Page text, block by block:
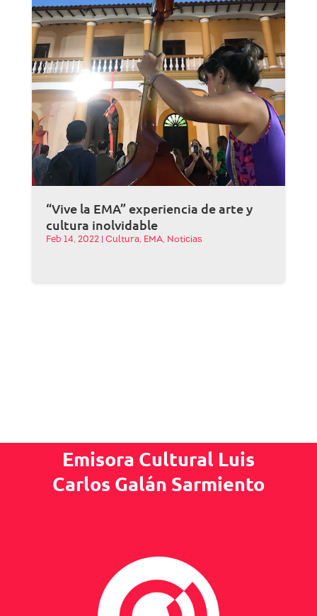
“Vive la EMA” experiencia de arte y
cultura inolvidable
Feb 14, 2022| Cultura, EMA, Noticias
Emisora Cultural Luis
Carlos Galán Sarmiento